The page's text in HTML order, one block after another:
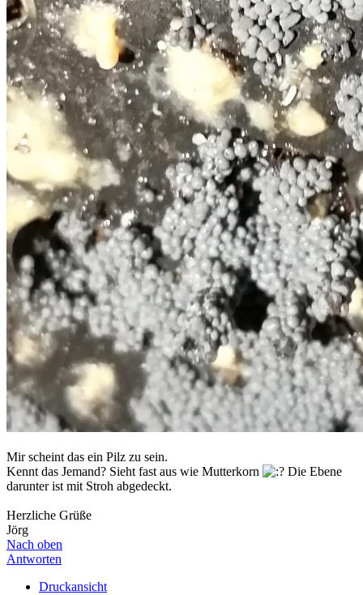
Mir scheint das ein Pilz zu sein.
Kennt das Jemand? Sieht fast aus wie Mutterkorn
Die Ebene
darunter ist mit Stroh abgedeckt.
Herzliche Grüße
Jörg
Nach oben
Antworten
Druckansicht